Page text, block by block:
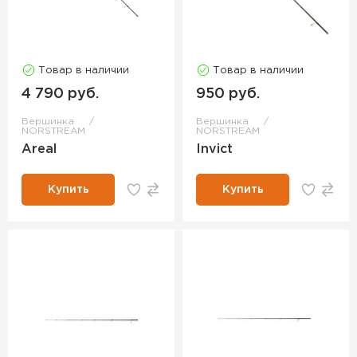
Товар в наличии
4 790 руб.
Вершинка
NORSTREAM
Areal
Купить
Товар в наличии
950 руб.
Вершинка
NORSTREAM
Invict
Купить